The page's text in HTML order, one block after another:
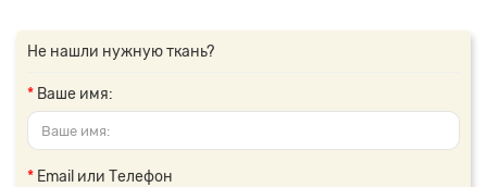
Не нашли нужную ткань?
Ваше имя:
Email или Телефон